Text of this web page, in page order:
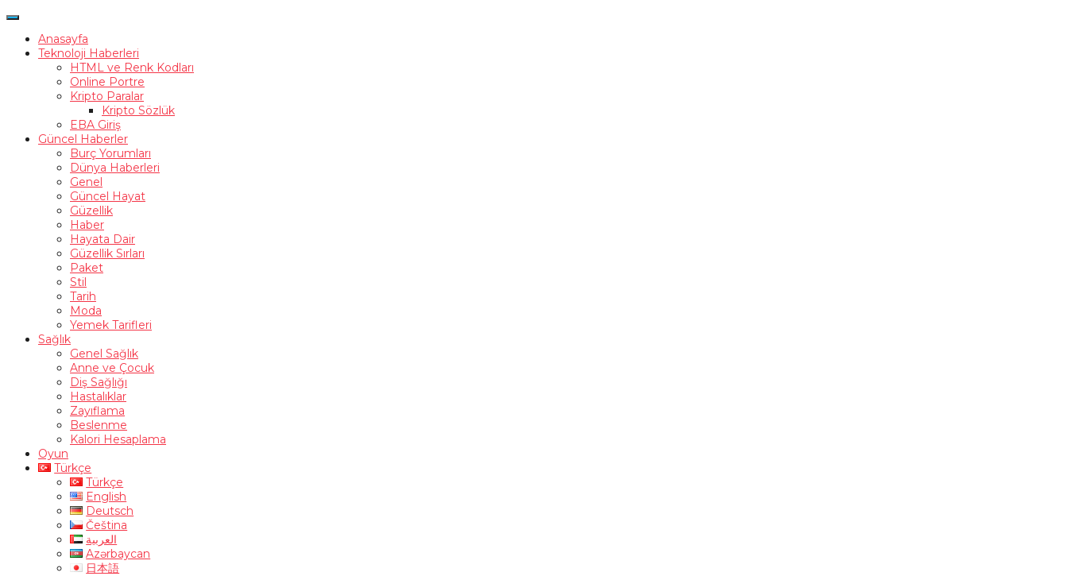
Anasayfa
Teknoloji Haberleri
HTML ve Renk Kodları
Online Portre
Kripto Paralar
Kripto Sözlük
EBA Giriş
Güncel Haberler
Burç Yorumları
Dünya Haberleri
Genel
Güncel Hayat
Güzellik
Haber
Hayata Dair
Güzellik Sırları
Paket
Stil
Tarih
Moda
Yemek Tarifleri
Sağlık
Genel Sağlık
Anne ve Çocuk
Diş Sağlığı
Hastalıklar
Zayıflama
Beslenme
Kalori Hesaplama
Oyun
Türkçe
Türkçe
English
Deutsch
Čeština
العربية
Azərbaycan
日本語